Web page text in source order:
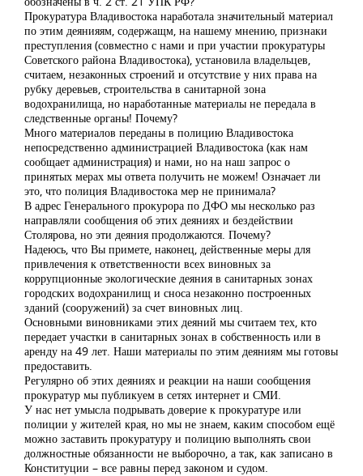
Прокуратура Владивостока наработала значительный материал
по этим деянияям, содержащм, на нашему мнению, признаки
преступления (совместно с нами и при участии прокуратуры
Советского района Владивостока), установила владельцев,
считаем, незаконных строений и отсутствие у них права на
рубку деревьев, строительства в санитарной зона
водохранилища, но наработанные материалы не передала в
следственные органы! Почему?
Много материалов переданы в полицию Владивостока
непосредственно администрацией Владивостока (как нам
сообщает администрация) и нами, но на наш запрос о
принятых мерах мы ответа получить не можем! Означает ли
это, что полиция Владивостока мер не принимала?
В адрес Генерального прокурора по ДФО мы несколько раз
направляли сообщения об этих деяниях и бездействии
Столярова, но эти деяния продолжаются. Почему?
Надеюсь, что Вы примете, наконец, действенные меры для
привлечения к ответственности всех виновных за
коррупционные экологические деяния в санитарных зонах
городских водохранилищ и сноса незаконно построенных
зданий (сооружений) за счет виновных лиц.
Основными виновниками этих деяний мы считаем тех, кто
передает участки в санитарных зонах в собственность или в
аренду на 49 лет. Наши материалы по этим деяниям мы готовы
предоставить.
Регулярно об этих деяниях и реакции на наши сообщения
прокуратур мы публикуем в сетях интернет и СМИ.
У нас нет умысла подрывать доверие к прокуратуре или
полиции у жителей края, но мы не знаем, каким способом ещё
можно заставить прокуратуру и полицию выполнять свои
должностные обязанности не выборочно, а так, как записано в
Конституции – все равны перед законом и судом.